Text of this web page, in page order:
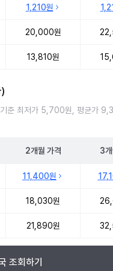
1,210원
20,000원
13,810원
기준 최저가 5,700원, 평균가
2개월 가격 3
11,400원
18,030원
21,890원
조회하기